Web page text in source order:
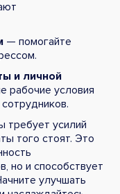
— помогайте
и личной
рабочие условия
требует усилий
того стоят. Это
но и способствует
улучшать